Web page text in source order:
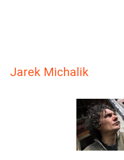
Jarek Michalik